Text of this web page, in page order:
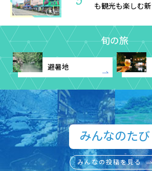
も観光も楽しむ
旬の旅
避暑地
みんなのたび​
みんなの投稿を見る